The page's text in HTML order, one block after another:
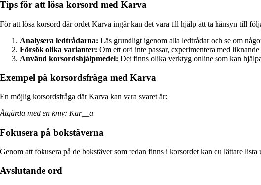
Tips för att lösa korsord med Karva
För att lösa korsord där ordet Karva ingår kan det vara till hjälp att ta hänsyn till
Analysera ledtrådarna: Läs grundligt igenom alla ledtrådar och se om
Försök olika varianter: Om ett ord inte passar, experimentera med
Använd korsordshjälpmedel: Det finns olika verktyg online som kan
Exempel på korsordsfråga med Karva
En möjlig korsordsfråga där Karva kan vara svaret är:
Åtgärda med en kniv: Kar__a
Fokusera på bokstäverna
Genom att fokusera på de bokstäver som redan finns i korsordet kan du lättare
Avslutande ord